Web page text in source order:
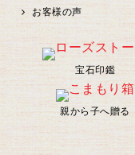
お客様の声
宝石印鑑
親から子へ贈る